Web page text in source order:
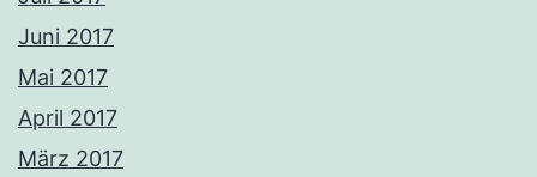
Juni 2017
Mai 2017
April 2017
März 2017